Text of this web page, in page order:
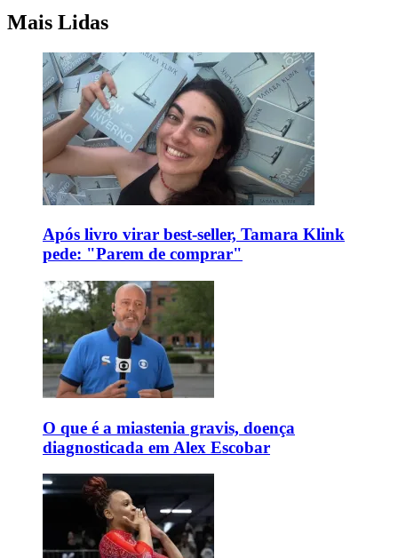
Mais Lidas
Após livro virar best-seller, Tamara Klink
pede: "Parem de comprar"
O que é a miastenia gravis, doença
diagnosticada em Alex Escobar